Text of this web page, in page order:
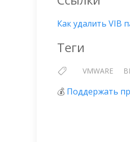
Как удалить VIB
Теги
VMWARE
💰 Поддержать